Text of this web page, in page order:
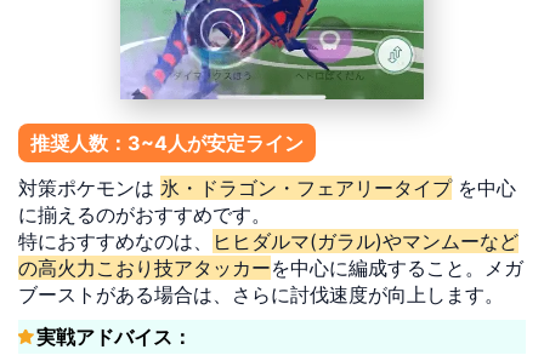
推奨人数：3~4人が安定ライン
対策ポケモンは 氷・ドラゴン・フェアリータイプを中心
に揃えるのがおすすめです。
特におすすめなのは、
ヒヒダルマ(ガラル)やマンムーなど
の高火力こおり技アタッカーを中心に編成すること。メガ
ブーストがある場合は、さらに討伐速度が向上します。
実戦アドバイス：